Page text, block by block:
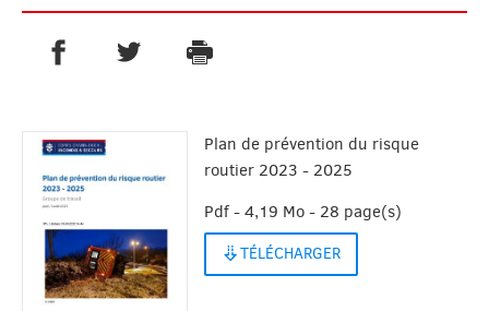
PARTAGER SUR FACEBOOK
PARTAGER SUR TWITTER
IMPRIMER
Plan de prévention du risque
routier 2023 - 2025
Pdf - 4,19 Mo - 28 page(s)
TÉLÉCHARGER